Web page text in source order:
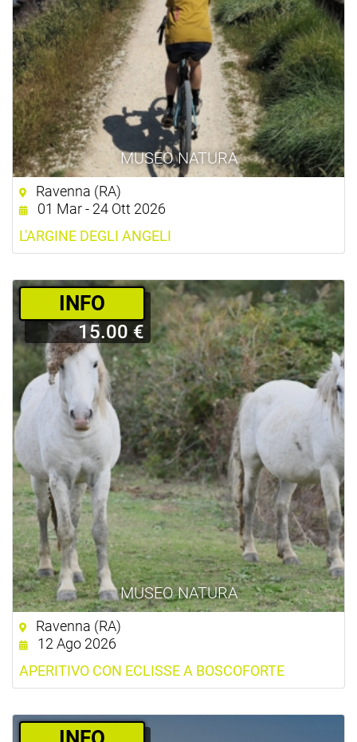
MUSEO NATURA
Ravenna (RA)
01 Mar - 24 Ott 2026
L'ARGINE DEGLI ANGELI
MUSEO NATURA
­INFO
15.00 €
Ravenna (RA)
12 Ago 2026
APERITIVO CON ECLISSE A BOSCOFORTE